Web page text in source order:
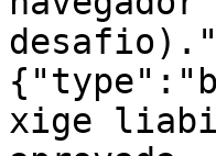
xige